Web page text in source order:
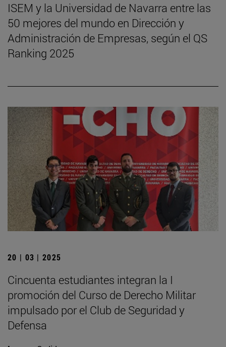
ISEM y la Universidad de Navarra entre las
50 mejores del mundo en Dirección y
Administración de Empresas, según el QS
Ranking 2025
20 | 03 | 2025
Cincuenta estudiantes integran la I
promoción del Curso de Derecho Militar
impulsado por el Club de Seguridad y
Defensa